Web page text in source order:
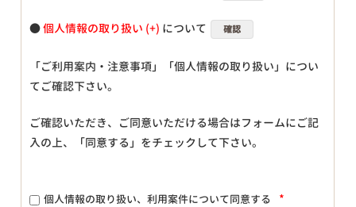
●個人情報の取り扱い について 確認
「ご利用案内・注意事項」「個人情報の取り扱い」につい
てご確認下さい。
ご確認いただき、ご同意いただける場合はフォームにご記
入の上、「同意する」をチェックして下さい。
個人情報の取り扱い、利用案件について同意する *